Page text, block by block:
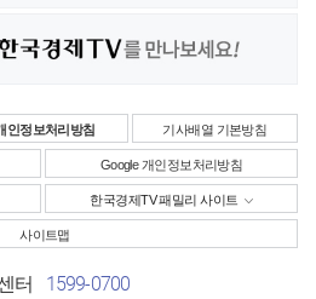
Google 개인정보처리방침